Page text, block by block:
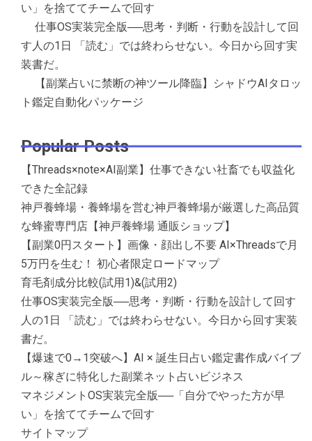
い」を捨ててチームで回す
仕事OS実装完全版──思考・判断・行動を設計して回
す人の1日 「読む」では終わらせない。今日から回す実
装書だ。
【副業占いに禁断の神ツール降臨】シャドウAIタロッ
ト鑑定自動化パッケージ
Popular Posts
【Threads×note×AI副業】仕事できない社畜でも収益化
できた全記録
神戸養蜂場・養蜂場を営む神戸養蜂場が厳選した高品質
な蜂蜜専門店【神戸養蜂場 通販ショップ】
【副業0円スタート】画像・顔出し不要 AI×Threadsで月
5万円を生む！ 初心者限定ロードマップ
育毛剤成分比較(試用1)&(試用2)
仕事OS実装完全版──思考・判断・行動を設計して回す
人の1日 「読む」では終わらせない。今日から回す実装
書だ。
【爆速で0→1突破へ】AI × 誕生日占い鑑定書作成バイブ
ル～稼ぎに特化した副業ネット占いビジネス
マネジメントOS実装完全版──「自分でやった方が早
い」を捨ててチームで回す
サイトマップ